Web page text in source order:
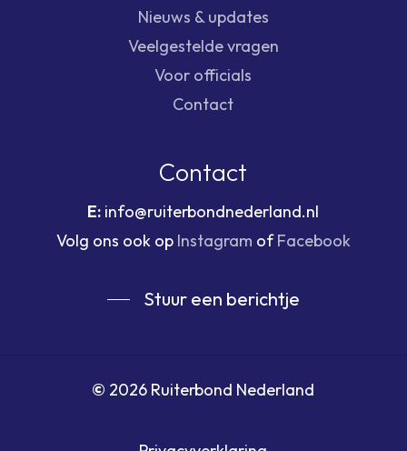
Nieuws & updates
Veelgestelde vragen
Voor officials
Contact
Contact
E: info@ruiterbondnederland.nl
Volg ons ook op Instagram ofFacebook
Stuur een berichtje
© 2026 Ruiterbond Nederland